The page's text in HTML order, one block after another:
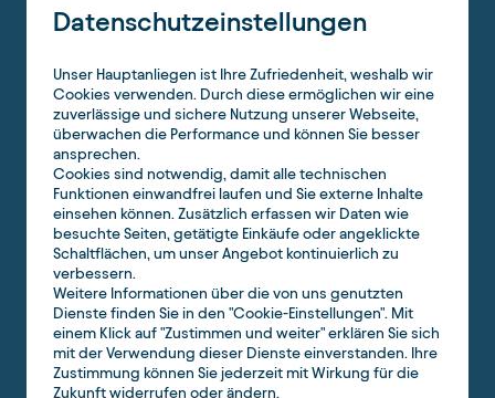
Datenschutzeinstellungen
Unser Hauptanliegen ist Ihre Zufriedenheit, weshalb wir
Cookies verwenden. Durch diese ermöglichen wir eine
zuverlässige und sichere Nutzung unserer Webseite,
überwachen die Performance und können Sie besser
ansprechen.
Cookies sind notwendig, damit alle technischen
Funktionen einwandfrei laufen und Sie externe Inhalte
einsehen können. Zusätzlich erfassen wir Daten wie
besuchte Seiten, getätigte Einkäufe oder angeklickte
Schaltflächen, um unser Angebot kontinuierlich zu
verbessern.
Weitere Informationen über die von uns genutzten
Dienste finden Sie in den "Cookie-Einstellungen". Mit
einem Klick auf "Zustimmen und weiter" erklären Sie sich
mit der Verwendung dieser Dienste einverstanden. Ihre
Zustimmung können Sie jederzeit mit Wirkung für die
Zukunft widerrufen oder ändern.